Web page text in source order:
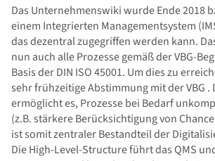
Das Unternehmenswiki wurde Ende 2018
einem Integrierten Managementsystem
das dezentral zugegriffen werden kann.
nun auch alle Prozesse gemäß der VBG-
Basis der DIN ISO 45001. Um dies zu
sehr frühzeitige Abstimmung mit der VBG .
ermöglicht es, Prozesse bei Bedarf
(z.B. stärkere Berücksichtigung von
ist somit zentraler Bestandteil der
Die High-Level-Structure führt das QMS